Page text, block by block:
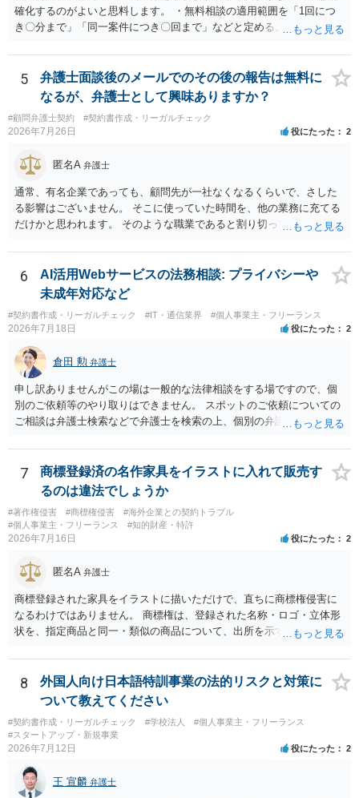
応、弁護士に依頼して同様の対応、裁判してきたら、従業員にて粛々
と対応のどれかを選択することになります。 以上、ご参考まで。
確化するのがよいと思料します。 ・無料相談の適用範囲を「1回につ
き〇分まで」「同一案件につき〇回まで」などと定める。 ・無料相談
ず、継続して対応する場合は「個別受任（有料契約）」が必要であ
る。 ・無料相談から個別の事件処理へ移行する場合は、弁護士と従業
員との間で必ず個別の委任契約書を締結し、着手金や報酬等の費用体
系を事前に明示する手続を義務付ける。 相談料が無料であっても、法
律相談という法的サービスを提供する以上、弁護士は善良な管理者の
注意をもって対応する義務（善管注意義務）を負うものと思料しま
す。したがって、著しく不誠実な対応、放置、あるいは誤った不当な
回答を繰り返したような場合には、弁護士法上の誠実義務違反や品位
保持違反（弁護士法56条1項）として、弁護士会の懲戒対象となり得る
との理解でよいと考えます。 新たな法律事務所を探す手段について
は、このウェブサイトで探す方法のほか、弁護士会や法律事務所に直
5
弁護士面談後のメールでのその後の報告は無料に
なるが、弁護士として興味ありますか？
#顧問弁護士契約 #契約書作成・リーガルチェック
2026年7月26日 役にたった 2
匿名A 弁護士
通常、有名企業であっても、顧問先が一社なくなるくらいで、さした
る影響はございません。 そこに使っていた時間を、他の業務に充てる
だけかと思われます。 そのような職業であると割り切ってご相談され
相談者様のご意見が反映されることを、お祈りしております。
6
AI活用Webサービスの法務相談: プライバシーや
未成年対応など
#契約書作成・リーガルチェック #IT・通信業界 #個人事業主・フリーランス
2026年7月18日 役にたった 2
倉田 勲 弁護士
申し訳ありませんがこの場は一般的な法律相談をする場ですので、個
別のご依頼等のやり取りはできません。 スポットのご依頼についての
ご相談は弁護士検索などで弁護士を検索の上、個別の弁護士にご連絡
7
商標登録済の名作家具をイラストに入れて販売す
るのは違法でしょうか
#著作権侵害 #商標権侵害
#海外企業との契約トラブル
#個人事業主・フリーランス
#知的財産・特許
2026年7月16日 役にたった 2
匿名A 弁護士
商標登録された家具をイラストに描いただけで、直ちに商標権侵害に
なるわけではありません。 商標権は、登録された名称・ロゴ・立体形
状を、指定商品と同一・類似の商品について、出所を示す表示として
て描くにとどまる場合は、通常、商標権侵害にはなりにくいと考えら
れます。 ただし、家具名や特徴的な形状を商品名・広告に大きく表示
し、公式商品やライセンス商品と誤認させる販売方法であれば、商標
権や不正競争防止法上の問題が生じ得ます。家具のデザインに著作権
が認められる場合は、著作権も別途問題となります。 無料のSNS投稿
やプレゼントでも、著作権侵害は成立し得ます。商標権については、
日本の商標権は原則として日本国内にのみ効力を持ちます。外国で販
売する場合は、販売国の商標・意匠等を確認する必要があります。 他
8
外国人向け日本語特訓事業の法的リスクと対策に
ついて教えてください
#契約書作成・リーガルチェック #学校法人
#個人事業主・フリーランス
#スタートアップ・新規事業
2026年7月12日 役にたった 2
王 宣麟 弁護士